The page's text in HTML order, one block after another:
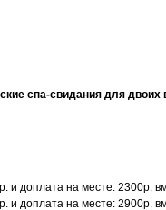
спа-свидания для двоих
и доплата на месте: 2300р.
и доплата на месте: 2900р.